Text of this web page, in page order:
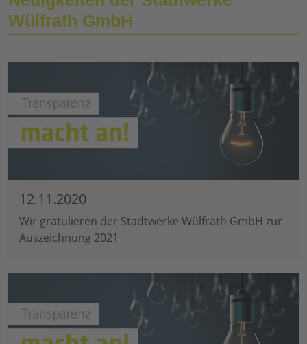
Wülfrath GmbH
12.11.2020
Wir gratulieren der Stadtwerke Wülfrath GmbH zur
Auszeichnung 2021